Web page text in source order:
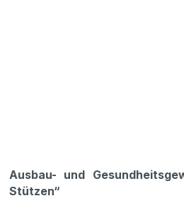
Ausbau- und
Stützen“